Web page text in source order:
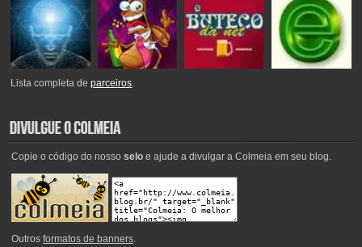
Lista completa deparceiros.
Copie o código do nosso seloe ajude a divulgar a Colmeia em seu blog.
Outros formatos de banners.